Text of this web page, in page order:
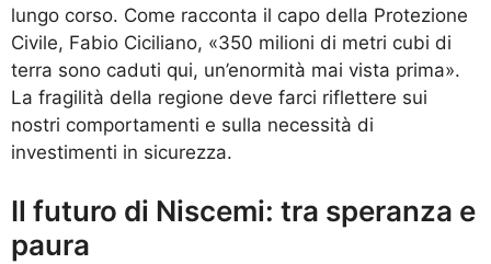
lungo corso. Come racconta il capo della Protezione
Civile, Fabio Ciciliano, «350 milioni di metri cubi di
terra sono caduti qui, un’enormità mai vista prima».
La fragilità della regione deve farci riflettere sui
nostri comportamenti e sulla necessità di
investimenti in sicurezza.
Il futuro di Niscemi: tra speranza e
paura